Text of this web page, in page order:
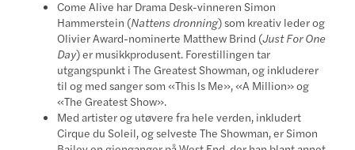
Come Alive har Drama Desk-vinneren Simon
Hammerstein (Nattens dronning) som kreativ leder og
Olivier Award-nominerte Matthew Brind (Just For One
Day) er musikkprodusent. Forestillingen tar
utgangspunkt i The Greatest Showman, og inkluderer
til og med sanger som «This Is Me», «A Million» og
«The Greatest Show».
Med artister og utøvere fra hele verden, inkludert
Cirque du Soleil, og selveste The Showman, er Simon